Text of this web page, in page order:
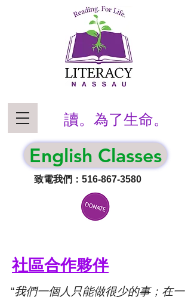
致電我們：516-867-3580
讀。為了生命。
English Classes
社區合作夥伴
“我們一個人只能做很少的事；在一